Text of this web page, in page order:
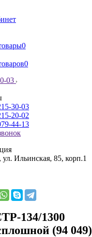
0
0
03
30-03
20-02
44-13
Ильинская, 85, корп.1
134/1300
(94 049)